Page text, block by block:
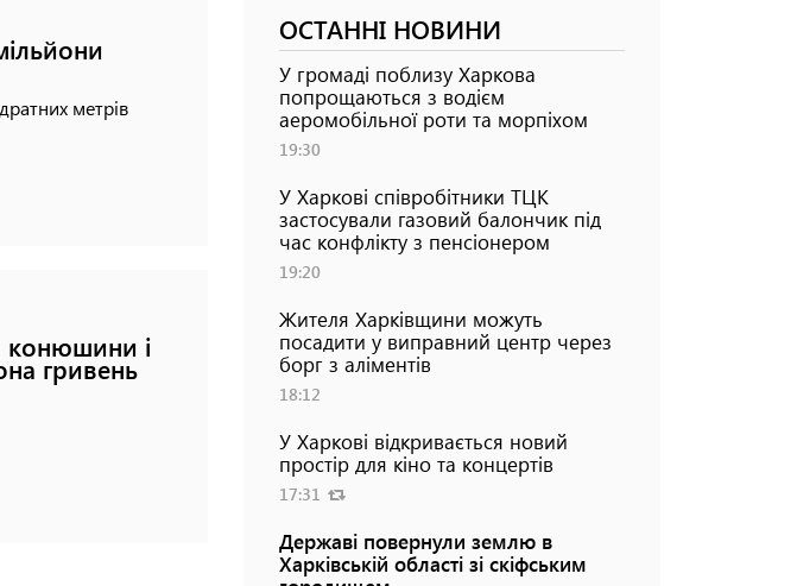
метрів
конюшини і
гривень
ОСТАННІ НОВИНИ
У громаді поблизу Харкова
попрощаються з водієм
аеромобільної роти та морпіхом
19:30
У Харкові співробітники ТЦК
застосували газовий балончик під
час конфлікту з пенсіонером
19:20
Жителя Харківщини можуть
посадити у виправний центр через
борг з аліментів
18:12
У Харкові відкривається новий
простір для кіно та концертів
17:31
Державі повернули землю в
Харківській області зі скіфським